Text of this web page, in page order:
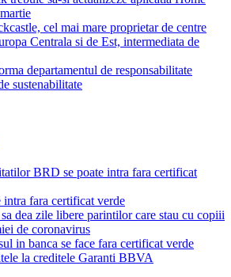
cel mai mare proprietar de centre
Centrala si de Est, intermediata de
departamentul de responsabilitate
sustenabilitate
BRD se poate intra fara certificat
fara certificat verde
dea zile libere parintilor care stau cu copiii
de coronavirus
in banca se face fara certificat verde
la creditele Garanti BBVA